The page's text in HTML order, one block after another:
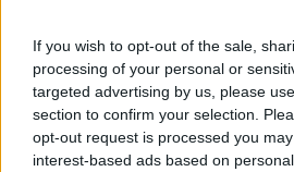
If you wish to opt-out of the sale,
processing of your personal or
targeted advertising by us, please
section to confirm your selection.
opt-out request is processed you
interest-based ads based on